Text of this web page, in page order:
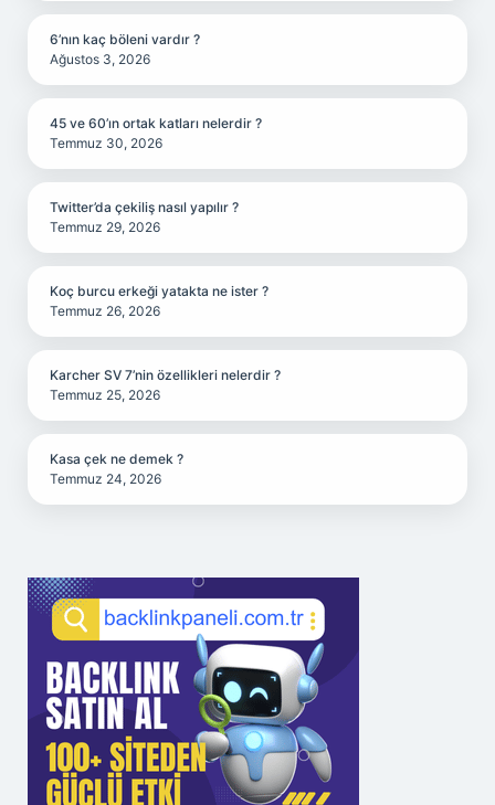
6’nın kaç böleni vardır ?
Ağustos 3, 2026
45 ve 60’ın ortak katları nelerdir ?
Temmuz 30, 2026
Twitter’da çekiliş nasıl yapılır ?
Temmuz 29, 2026
Koç burcu erkeği yatakta ne ister ?
Temmuz 26, 2026
Karcher SV 7’nin özellikleri nelerdir ?
Temmuz 25, 2026
Kasa çek ne demek ?
Temmuz 24, 2026